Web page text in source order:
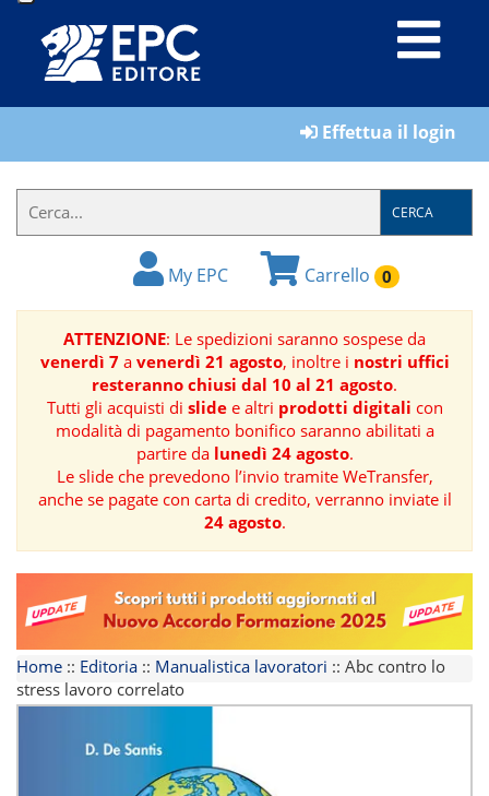
LIBRI
IL
FORMATORE
BOOK
RIVISTE
MANUALISTICA
SOFTWARE
TEMATICHE
Effettua il login
CERCA
My EPC Carrello 0
ATTENZIONE: Le spedizioni saranno sospese da
venerdì 7a venerdì 21 agosto, inoltre i nostri uffici
resteranno chiusi dal 10 al 21 agosto.
Tutti gli acquisti di slidee altri prodotti digitali con
modalità di pagamento bonifico saranno abilitati a
partire da lunedì 24 agosto.
Le slide che prevedono l’invio tramite WeTransfer,
anche se pagate con carta di credito, verranno inviate il
24 agosto.
Home :: Editoria :: Manualistica lavoratori :: Abc contro lo
stress lavoro correlato